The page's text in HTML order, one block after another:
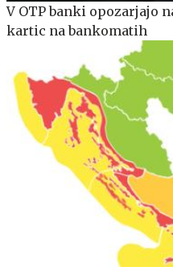
V OTP banki opozarjajo
kartic na bankomatih